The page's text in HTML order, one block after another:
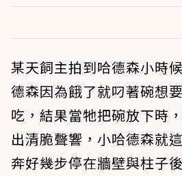
某天飼主拍到哈德森小時
德森因為餓了就叼著碗想
吃，結果當牠把碗放下時
出清脆聲響，小哈德森就
奔好幾步停在牆壁與柱子